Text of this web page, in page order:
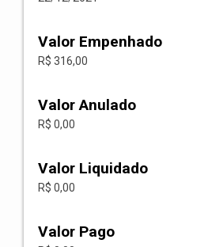
Valor Empenhado
R$ 316,00
Valor Anulado
R$ 0,00
Valor Liquidado
R$ 0,00
Valor Pago